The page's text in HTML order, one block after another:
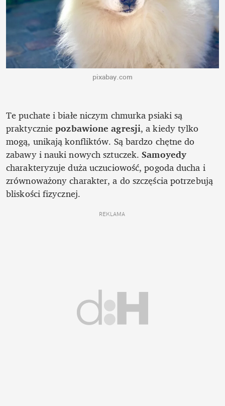
pixabay.com
Te puchate i białe niczym chmurka psiaki są
praktycznie pozbawione agresji, a kiedy tylko
mogą, unikają konfliktów. Są bardzo chętne do
zabawy i nauki nowych sztuczek. Samoyedy
charakteryzuje duża uczuciowość, pogoda ducha i
zrównoważony charakter, a do szczęścia potrzebują
bliskości fizycznej.
REKLAMA